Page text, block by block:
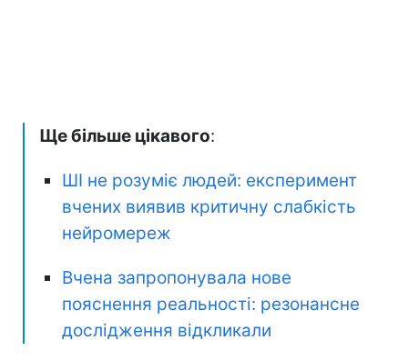
Ще більше цікавого:
ШІ не розуміє людей: експеримент
вчених виявив критичну слабкість
нейромереж
Вчена запропонувала нове
пояснення реальності: резонансне
дослідження відкликали